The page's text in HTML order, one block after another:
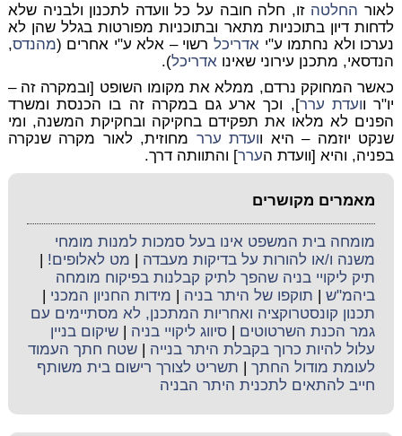
לאור החלטה זו, חלה חובה על כל וועדה לתכנון ולבניה שלא
לדחות דיון בתוכניות מתאר ובתוכניות מפורטות בגלל שהן לא
נערכו ולא נחתמו ע"י אדריכל רשוי – אלא ע"י אחרים (מהנדס,
הנדסאי, מתכנן עירוני שאינו אדריכל).
כאשר המחוקק נרדם, ממלא את מקומו השופט [ובמקרה זה –
יו"ר וועדת ערר], וכך ארע גם במקרה זה בו הכנסת ומשרד
הפנים לא מלאו את תפקידם בחקיקה ובחקיקת המשנה, ומי
שנקט יוזמה – היא וועדת ערר מחוזית, לאור מקרה שנקרה
בפניה, והיא [וועדת הערר] והתוותה דרך.
מאמרים מקושרים
מומחה בית המשפט אינו בעל סמכות למנות מומחי
משנה ו/או להורות על בדיקות מעבדה
מט לאלופים!
תיק ליקויי בניה שהפך לתיק קבלנות בפיקוח מומחה
ביהמ"ש
תוקפו של היתר בניה מידות החניון המכני
תכנון קונסטרוקציה ואחריות המתכנן, לא מסתיימים עם
גמר הכנת השרטוטים |סיווג ליקויי בניה |שיקום בניין
עלול להיות כרוך בקבלת היתר בנייה |שטח חתך העמוד
לעומת מודול החתך
תשריט לצורך רישום בית משותף
חייב להתאים לתכנית היתר הבניה